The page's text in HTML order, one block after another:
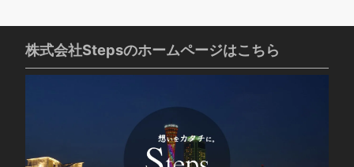
株式会社Stepsのホームページはこちら